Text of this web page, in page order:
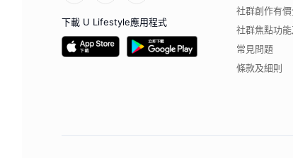
下載 U Lifestyle應用程式
社群創作有
社群焦點功
常見問題
條款及細則